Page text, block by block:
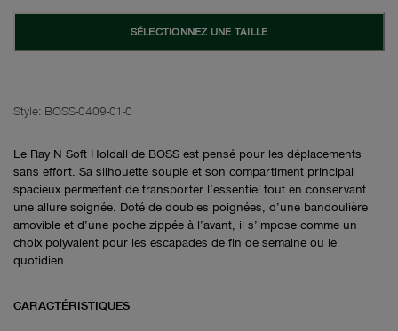
SÉLECTIONNEZ UNE TAILLE
Style: BOSS-0409-01-0
Le Ray N Soft Holdall de BOSS est pensé pour les déplacements
sans effort. Sa silhouette souple et son compartiment principal
spacieux permettent de transporter l’essentiel tout en conservant
une allure soignée. Doté de doubles poignées, d’une bandoulière
amovible et d’une poche zippée à l’avant, il s’impose comme un
choix polyvalent pour les escapades de fin de semaine ou le
quotidien.
CARACTÉRISTIQUES